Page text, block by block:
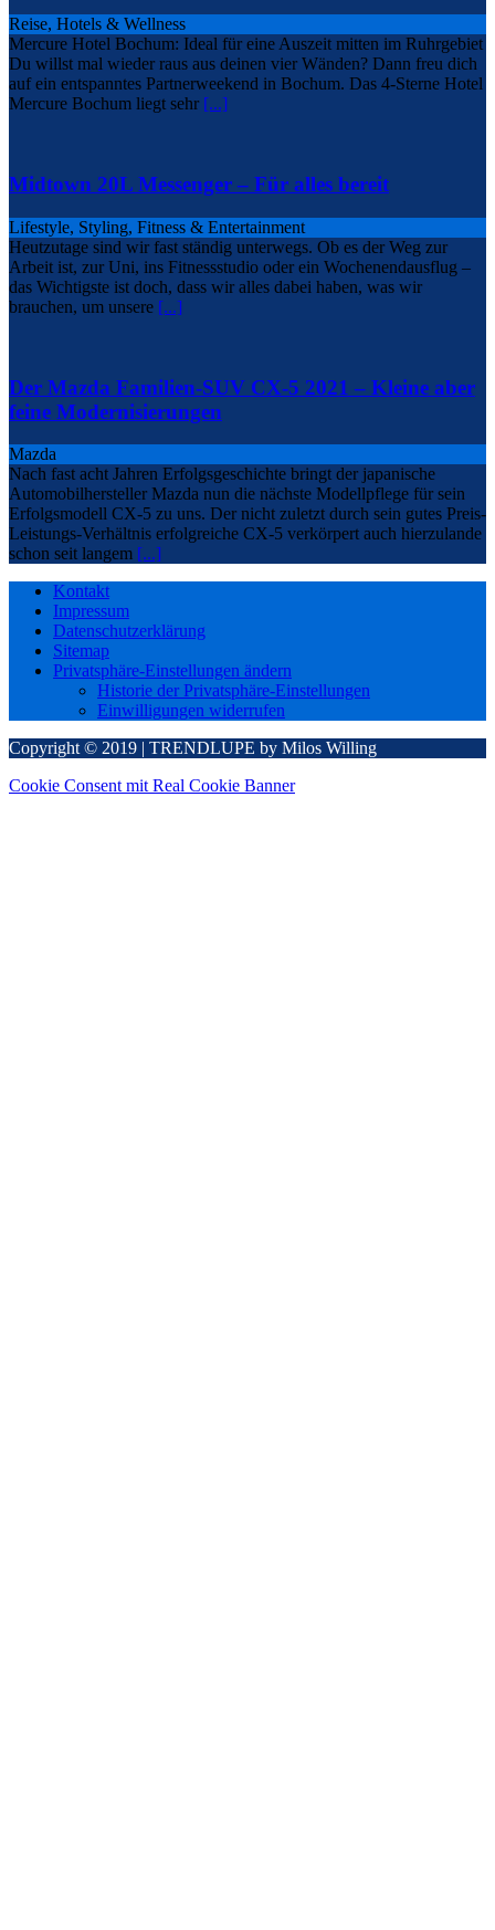
Reise, Hotels & Wellness
Mercure Hotel Bochum: Ideal für eine Auszeit mitten im Ruhrgebiet
Du willst mal wieder raus aus deinen vier Wänden? Dann freu dich
auf ein entspanntes Partnerweekend in Bochum. Das 4-Sterne Hotel
Mercure Bochum liegt sehr [...]
Midtown 20L Messenger – Für alles bereit
Lifestyle, Styling, Fitness & Entertainment
Heutzutage sind wir fast ständig unterwegs. Ob es der Weg zur
Arbeit ist, zur Uni, ins Fitnessstudio oder ein Wochenendausflug –
das Wichtigste ist doch, dass wir alles dabei haben, was wir
brauchen, um unsere [...]
Der Mazda Familien-SUV CX-5 2021 – Kleine aber
feine Modernisierungen
Mazda
Nach fast acht Jahren Erfolgsgeschichte bringt der japanische
Automobilhersteller Mazda nun die nächste Modellpflege für sein
Erfolgsmodell CX-5 zu uns. Der nicht zuletzt durch sein gutes Preis-
Leistungs-Verhältnis erfolgreiche CX-5 verkörpert auch hierzulande
schon seit langem [...]
Kontakt
Impressum
Datenschutzerklärung
Sitemap
Privatsphäre-Einstellungen ändern
Historie der Privatsphäre-Einstellungen
Einwilligungen widerrufen
Copyright © 2019 | TRENDLUPE by Milos Willing
Cookie Consent mit Real Cookie Banner